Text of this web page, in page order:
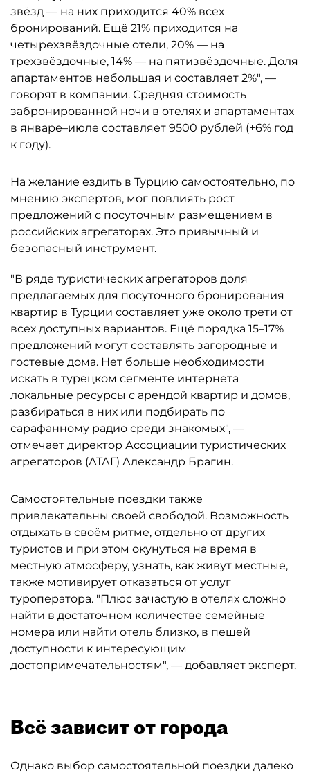
звёзд — на них приходится 40% всех
бронирований. Ещё 21% приходится на
четырехзвёздочные отели, 20% — на
трехзвёздочные, 14% — на пятизвёздочные. Доля
апартаментов небольшая и составляет 2%", —
говорят в компании. Средняя стоимость
забронированной ночи в отелях и апартаментах
в январе–июле составляет 9500 рублей (+6% год
к году).
На желание ездить в Турцию самостоятельно, по
мнению экспертов, мог повлиять рост
предложений с посуточным размещением в
российских агрегаторах. Это привычный и
безопасный инструмент.
"В ряде туристических агрегаторов доля
предлагаемых для посуточного бронирования
квартир в Турции составляет уже около трети от
всех доступных вариантов. Ещё порядка 15–17%
предложений могут составлять загородные и
гостевые дома. Нет больше необходимости
искать в турецком сегменте интернета
локальные ресурсы с арендой квартир и домов,
разбираться в них или подбирать по
сарафанному радио среди знакомых", —
отмечает директор Ассоциации туристических
агрегаторов (АТАГ) Александр Брагин.
Самостоятельные поездки также
привлекательны своей свободой. Возможность
отдыхать в своём ритме, отдельно от других
туристов и при этом окунуться на время в
местную атмосферу, узнать, как живут местные,
также мотивирует отказаться от услуг
туроператора. "Плюс зачастую в отелях сложно
найти в достаточном количестве семейные
номера или найти отель близко, в пешей
доступности к интересующим
достопримечательностям", — добавляет эксперт.
Всё зависит от города
Однако выбор самостоятельной поездки далеко